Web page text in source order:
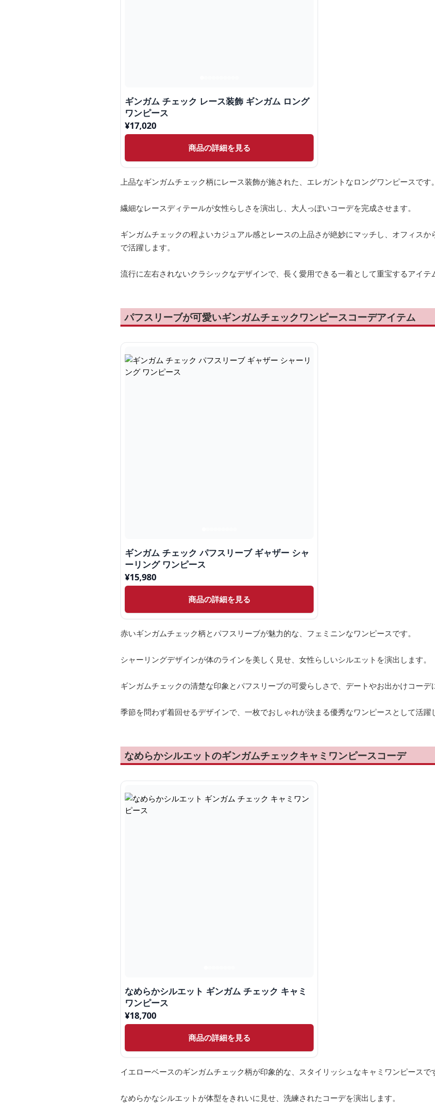
ギンガム チェック レース装飾 ギンガム ロング
ワンピース
¥17,020
商品の詳細を見る
上品なギンガムチェック柄にレース装飾が施された、エレガントなロングワンピースです
繊細なレースディテールが女性らしさを演出し、大人っぽいコーデを完成させます。
ギンガムチェックの程よいカジュアル感とレースの上品さが絶妙にマッチし、オフィス
で活躍します。
流行に左右されないクラシックなデザインで、長く愛用できる一着として重宝するアイテ
パフスリーブが可愛いギンガムチェックワンピースコーデアイテム
ギンガム チェック パフスリーブ ギャザー シャ
ーリング ワンピース
¥15,980
商品の詳細を見る
赤いギンガムチェック柄とパフスリーブが魅力的な、フェミニンなワンピースです。
シャーリングデザインが体のラインを美しく見せ、女性らしいシルエットを演出します。
ギンガムチェックの清楚な印象とパフスリーブの可愛らしさで、デートやお出かけコー
季節を問わず着回せるデザインで、一枚でおしゃれが決まる優秀なワンピースとして活躍
なめらかシルエットのギンガムチェックキャミワンピースコーデ
なめらかシルエット ギンガム チェック キャミ
ワンピース
¥18,700
商品の詳細を見る
イエローベースのギンガムチェック柄が印象的な、スタイリッシュなキャミワンピースで
なめらかなシルエットが体型をきれいに見せ、洗練されたコーデを演出します。